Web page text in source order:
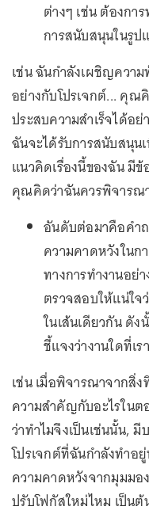
ต่างๆ เช่น ต้องกา
การสนับสนุนในรูป
เช่น ฉันกำลังเผชิญควา
อย่างกับโปรเจกต์... คุณ
ประสบความสำเร็จได้อ
ฉันจะได้รับการสนับสนุ
แนวคิดเรื่องนี้ของฉัน มี
คุณคิดว่าฉันควรพิจารณ
อันดับต่อมาคือคำ
ความคาดหวังในก
ทางการทำงานอย่
ตรวจสอบให้แน่ใจ
ในเส้นเดียวกัน ดั
ชี้แจงว่างานใดที่เ
เช่น เมื่อพิจารณาจากสิ่
ความสำคัญกับอะไรใน
ว่าทำไมจึงเป็นเช่นนั้น,
โปรเจกต์ที่ฉันกำลังทำอ
ความคาดหวังจากมุมม
ปรับโฟกัสใหม่ไหม เป็นต้